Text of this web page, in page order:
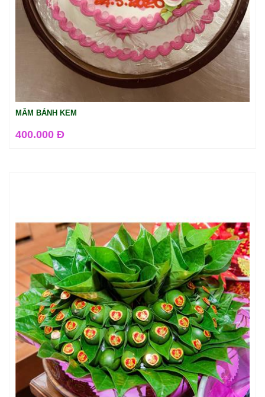
MÂM BÁNH KEM
400.000 Đ